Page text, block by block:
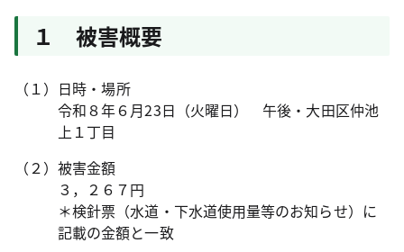
１ 被害概要
（１）日時・場所
令和８年６月23日（火曜日） 午後・大田区仲池
上１丁目
（２）被害金額
３，２６７円
＊検針票（水道・下水道使用量等のお知らせ）に
記載の金額と一致